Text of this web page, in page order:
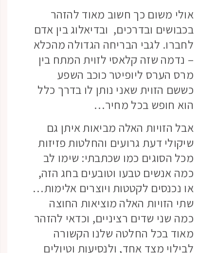
אולי משום כך חשוב מאוד להזהר
בכבושים ובדרכים, ובדיאלוג בין אדם
לחברו. לגבי הבריחה הגדולה מהכלא
– נדמה שזה קלאסי לזוית המתח בין
מרס הערס ליופיטר כוכב השפע
כששם הזוית שאני נותן לו בדרך כלל
הוא חופש בכל מחיר…
אבל הזויות האלה מביאות איתן גם
שיקולי דעת גרועים והחלטות פזיזות
מכל הסוגים כמו שכתבתי: שימו לב
כמה אנשים טבעו וטובעים בחג הזה,
או נכנסים לקטטות ויוצרים אלימות…
שתי הזויות האלה מוציאות החוצה
כמה שני שדים רציניים, וכדאי להזהר
מאוד בכל החלטה שלנו הקשורה
לבילוי מצד אחד, ולנסיעות וטיולים